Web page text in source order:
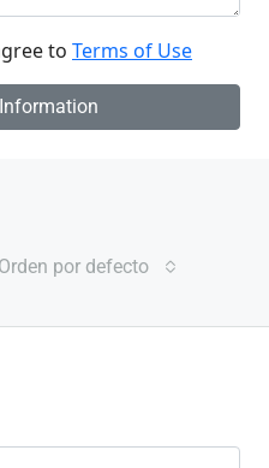
to Terms of Use
Orden por defecto